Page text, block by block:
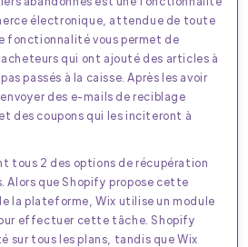
électronique, attendue de toute
fonctionnalité vous permet de
qui ont ajouté des articles à
passés à la caisse. Après les avoir
des e-mails de reciblage
des coupons qui les inciteront à
tous 2 des options de récupération
Alors que Shopify propose cette
la plateforme, Wix utilise un module
effectuer cette tâche. Shopify
sur tous les plans, tandis que Wix